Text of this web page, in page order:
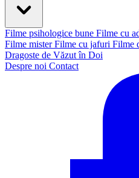
Filme psihologice bune Filme cu
Filme mister Filme cu jafuri Filme
Dragoste de Văzut în Doi
Despre noi Contact